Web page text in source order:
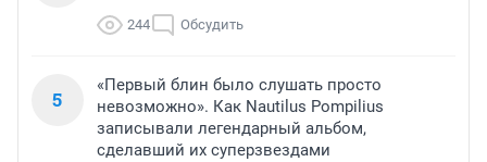
244 Обсудить
5
«Первый блин было слушать просто
невозможно». Как Nautilus Pompilius
записывали легендарный альбом,
сделавший их суперзвездами